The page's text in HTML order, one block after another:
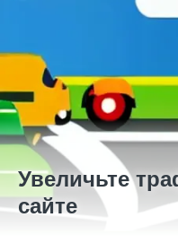
Увеличьте
сайте